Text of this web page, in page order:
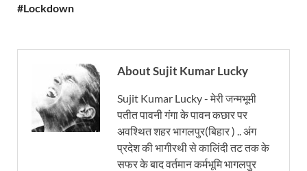
#Lockdown
About Sujit Kumar Lucky
Sujit Kumar Lucky - मेरी जन्मभूमी
पतीत पावनी गंगा के पावन कछार पर
अवश्थित शहर भागलपुर(बिहार ) .. अंग
प्रदेश की भागीरथी से कालिंदी तट तक के
सफर के बाद वर्तमान कर्मभूमि भागलपुर